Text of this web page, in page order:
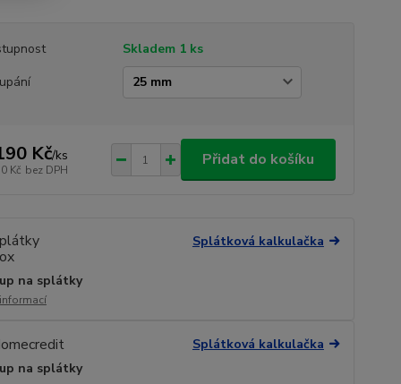
Skladem 1 ks
Kč/ks
Kč bez DPH
Přidat do košíku
Splátková kalkulačka
na splátky
Splátková kalkulačka
na splátky